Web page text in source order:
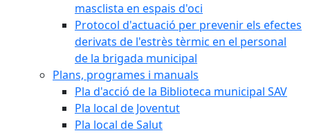
masclista en espais d'oci
Protocol d'actuació per prevenir els efectes
derivats de l'estrès tèrmic en el personal
de la brigada municipal
Plans, programes i manuals
Pla d'acció de la Biblioteca municipal SAV
Pla local de Joventut
Pla local de Salut